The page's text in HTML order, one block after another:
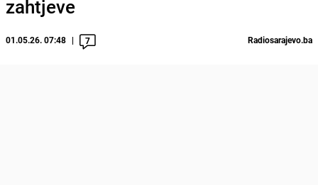
zahtjeve
01.05.26. 07:48 7 Radiosarajevo.ba